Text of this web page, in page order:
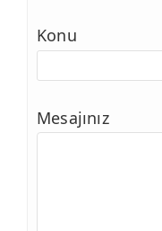
Konu
Mesajınız